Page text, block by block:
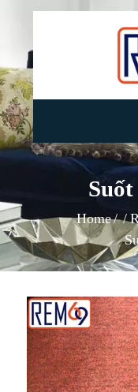
Home
GIỚI
RÈM
TIN
TƯ
CÔNG